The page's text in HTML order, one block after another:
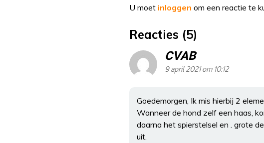
U moet inloggen om een reactie te
Reacties (5)
CVAB
9 april 2021 om 10:12
Goedemorgen, Ik mis hierbij 2
Wanneer de hond zelf een haas,
daarna het spierstelsel en . grote
uit.